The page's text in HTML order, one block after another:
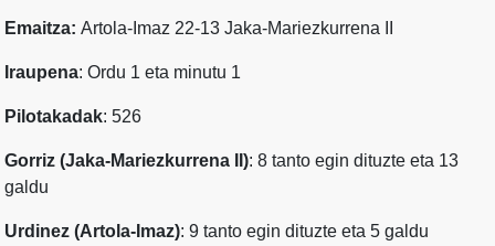
Emaitza: Artola-Imaz 22-13 Jaka-Mariezkurrena II
Iraupena: Ordu 1 eta minutu 1
Pilotakadak: 526
Gorriz (Jaka-Mariezkurrena II): 8 tanto egin dituzte eta 13
galdu
Urdinez (Artola-Imaz): 9 tanto egin dituzte eta 5 galdu